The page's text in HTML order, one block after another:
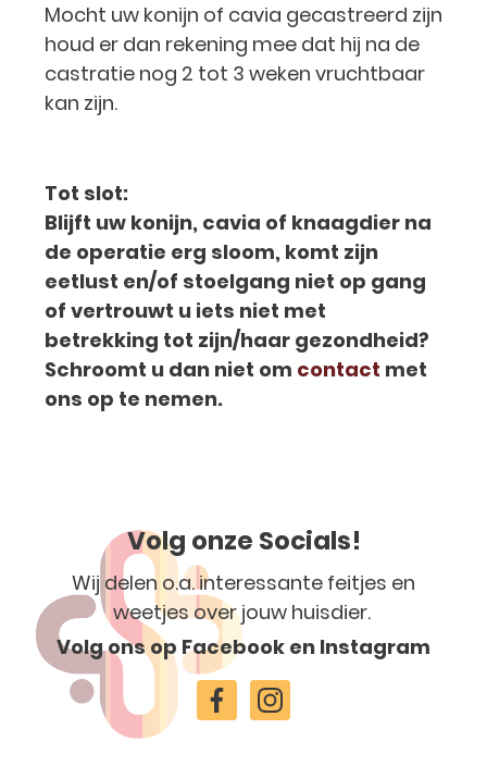
Mocht uw konijn of cavia gecastreerd zijn
houd er dan rekening mee dat hij na de
castratie nog 2 tot 3 weken vruchtbaar
kan zijn.
Tot slot:
Blijft uw konijn, cavia of knaagdier na
de operatie erg sloom, komt zijn
eetlust en/of stoelgang niet op gang
of vertrouwt u iets niet met
betrekking tot zijn/haar gezondheid?
Schroomt u dan niet om contact met
ons op te nemen.
Volg onze Socials!
Wij delen o.a. interessante feitjes en
weetjes over jouw huisdier.
Volg ons op Facebook en Instagram